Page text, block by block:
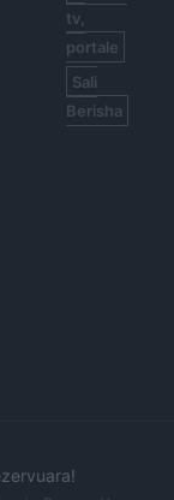
tv,
portale
Sali
Berisha